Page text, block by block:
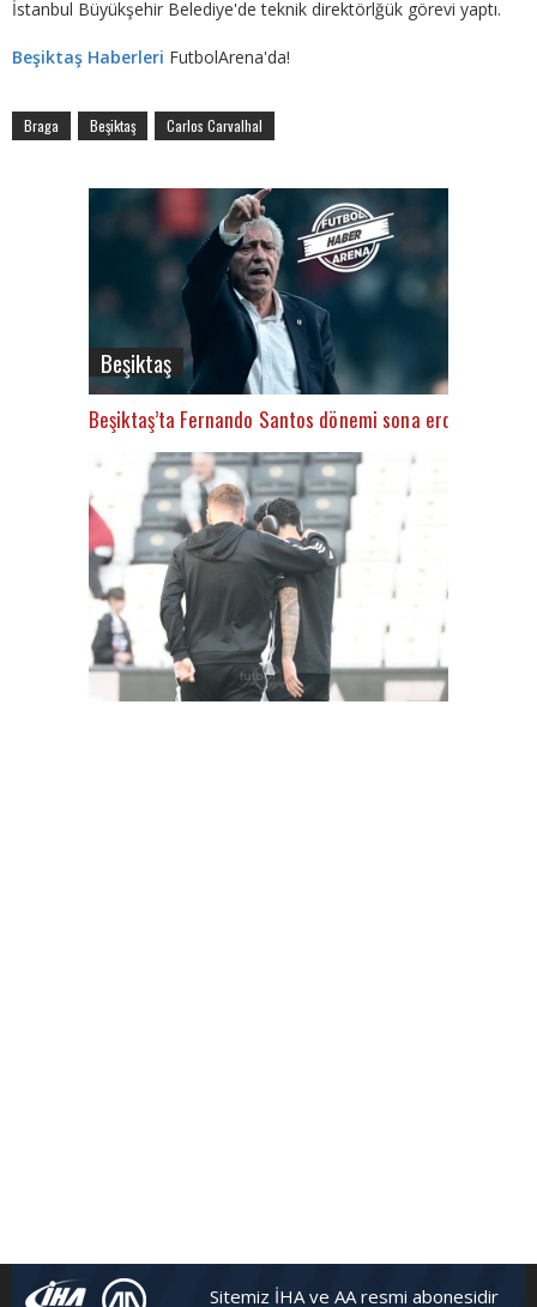
İstanbul Büyükşehir Belediye'de teknik direktörlğük görevi yaptı.
Beşiktaş Haberleri FutbolArena'da!
Braga Beşiktaş Carlos Carvalhal
Beşiktaş
Beşiktaş’ta Fernando Santos dönemi sona erdi
Sitemiz İHA ve AA resmi abonesidir